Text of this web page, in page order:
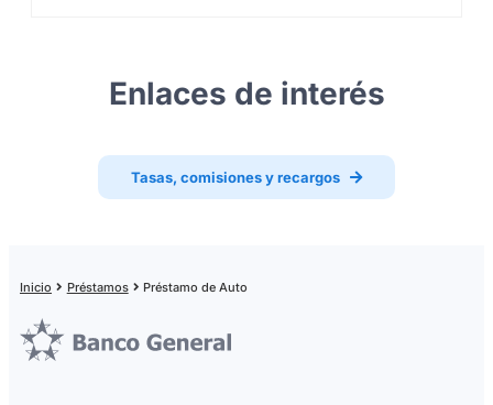
Enlaces de interés
Tasas, comisiones y recargos
Inicio Préstamos Préstamo de Auto